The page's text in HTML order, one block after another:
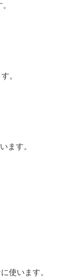
。
ます。
使います。